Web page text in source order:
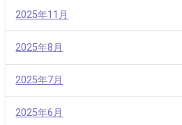
2025年11月
2025年8月
2025年7月
2025年6月